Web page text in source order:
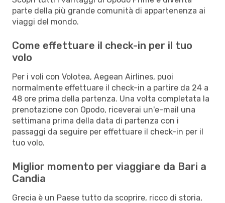
parte della più grande comunità di appartenenza ai
viaggi del mondo.
Come effettuare il check-in per il tuo
volo
Per i voli con Volotea, Aegean Airlines, puoi
normalmente effettuare il check-in a partire da 24 a
48 ore prima della partenza. Una volta completata la
prenotazione con Opodo, riceverai un'e-mail una
settimana prima della data di partenza con i
passaggi da seguire per effettuare il check-in per il
tuo volo.
Miglior momento per viaggiare da Bari a
Candia
Grecia è un Paese tutto da scoprire, ricco di storia,